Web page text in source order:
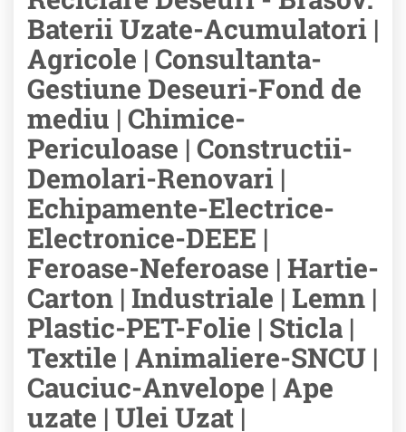
Baterii Uzate-Acumulatori |
Agricole | Consultanta-
Gestiune Deseuri-Fond de
mediu | Chimice-
Periculoase | Constructii-
Demolari-Renovari |
Echipamente-Electrice-
Electronice-DEEE |
Feroase-Neferoase | Hartie-
Carton | Industriale | Lemn |
Plastic-PET-Folie | Sticla |
Textile | Animaliere-SNCU |
Cauciuc-Anvelope | Ape
uzate | Ulei Uzat |